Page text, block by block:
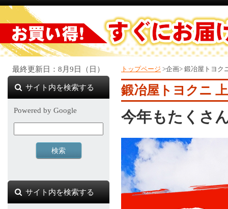
トップページ >企画> 鍛冶屋トヨク
鍛冶屋トヨクニ
今年もたくさ
最終更新日：8月9日（日）
サイト内を検索する
Powered by Google
サイト内を検索する